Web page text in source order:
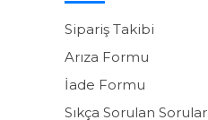
Sipariş Takibi
Arıza Formu
İade Formu
Sıkça Sorulan Sorular